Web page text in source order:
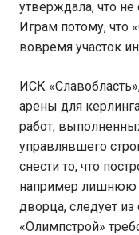
утверждала, что не
Играм потому, что
вовремя участок
ИСК
арены для
работ,
управлявшего
снести то, что
например лишнюю
дворца, следует
«Олимпстрой»